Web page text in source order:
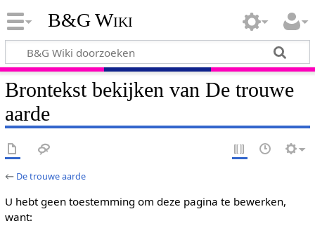
B&G Wiki
Brontekst bekijken van De trouwe
aarde
← De trouwe aarde
U hebt geen toestemming om deze pagina te bewerken,
want: